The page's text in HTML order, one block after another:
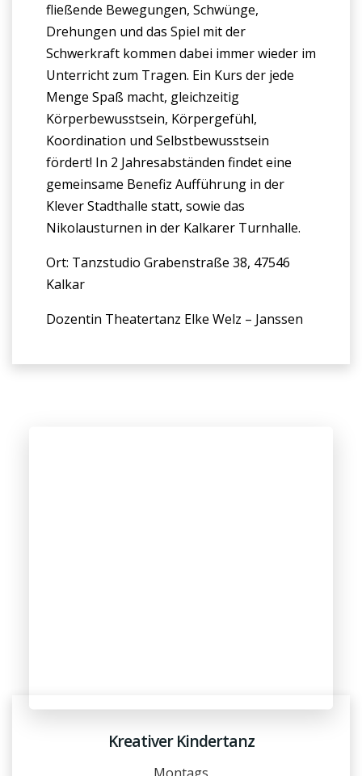
fließende Bewegungen, Schwünge,
Drehungen und das Spiel mit der
Schwerkraft kommen dabei immer wieder im
Unterricht zum Tragen. Ein Kurs der jede
Menge Spaß macht, gleichzeitig
Körperbewusstsein, Körpergefühl,
Koordination und Selbstbewusstsein
fördert! In 2 Jahresabständen findet eine
gemeinsame Benefiz Aufführung in der
Klever Stadthalle statt, sowie das
Nikolausturnen in der Kalkarer Turnhalle.
Ort: Tanzstudio Grabenstraße 38, 47546
Kalkar
Dozentin Theatertanz Elke Welz – Janssen
Kreativer Kindertanz